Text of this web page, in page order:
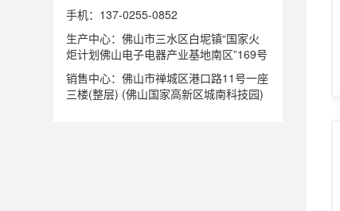
手机：137-0255-0852
生产中心：佛山市三水区白坭镇“国家火
炬计划佛山电子电器产业基地南区”169号
销售中心：佛山市禅城区港口路11号一座
三楼(整层) (佛山国家高新区城南科技园)